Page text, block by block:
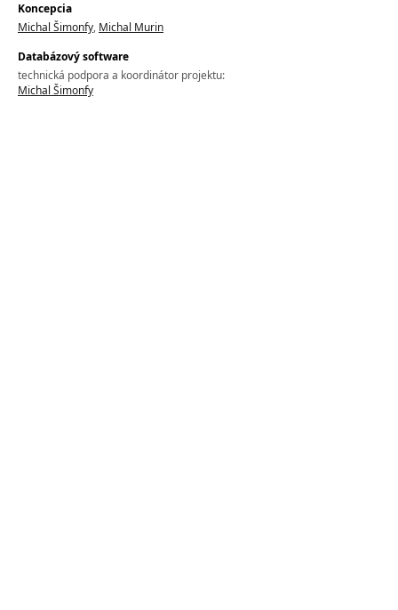
Koncepcia
Michal Šimonfy, Michal Murin
Databázový software
technická podpora a koordinátor projektu:
Michal Šimonfy